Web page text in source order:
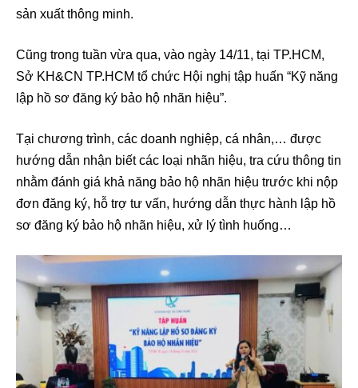
sản xuất thông minh.
Cũng trong tuần vừa qua, vào ngày 14/11, tại TP.HCM,
Sở KH&CN TP.HCM tổ chức Hội nghị tập huấn “Kỹ năng
lập hồ sơ đăng ký bảo hộ nhãn hiệu”.
Tại chương trình, các doanh nghiệp, cá nhân,… được
hướng dẫn nhận biết các loại nhãn hiệu, tra cứu thông tin
nhằm đánh giá khả năng bảo hộ nhãn hiệu trước khi nộp
đơn đăng ký, hỗ trợ tư vấn, hướng dẫn thực hành lập hồ
sơ đăng ký bảo hộ nhãn hiệu, xử lý tình huống…